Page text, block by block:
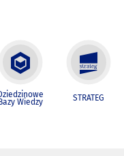
Bazy Wiedzy STRATEG